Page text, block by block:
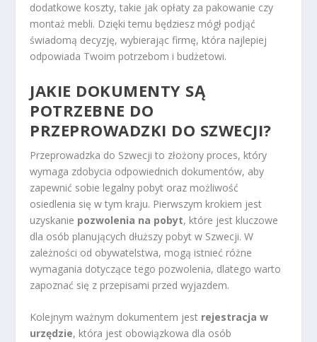
dodatkowe koszty, takie jak opłaty za pakowanie czy
montaż mebli. Dzięki temu będziesz mógł podjąć
świadomą decyzję, wybierając firmę, która najlepiej
odpowiada Twoim potrzebom i budżetowi.
JAKIE DOKUMENTY SĄ
POTRZEBNE DO
PRZEPROWADZKI DO SZWECJI?
Przeprowadzka do Szwecji to złożony proces, który
wymaga zdobycia odpowiednich dokumentów, aby
zapewnić sobie legalny pobyt oraz możliwość
osiedlenia się w tym kraju. Pierwszym krokiem jest
uzyskanie pozwolenia na pobyt, które jest kluczowe
dla osób planujących dłuższy pobyt w Szwecji. W
zależności od obywatelstwa, mogą istnieć różne
wymagania dotyczące tego pozwolenia, dlatego warto
zapoznać się z przepisami przed wyjazdem.
Kolejnym ważnym dokumentem jest rejestracja w
urzędzie, która jest obowiązkowa dla osób